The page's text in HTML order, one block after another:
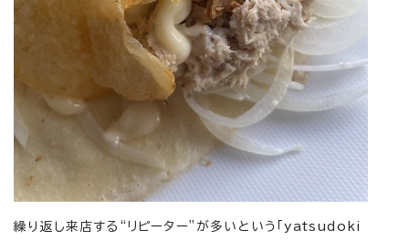
繰り返し来店する“リピーター”が多いという「yatsudoki